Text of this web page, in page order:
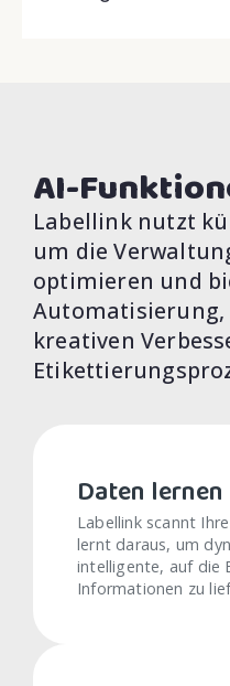
AI-
Labellink nutzt
um die
optimieren und
kreativen
Daten lernen
Labellink scannt
lernt daraus, um
intelligente, auf die
Informationen zu